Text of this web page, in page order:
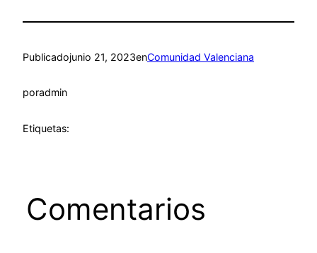
Publicadojunio 21, 2023enComunidad Valenciana
poradmin
Etiquetas:
Comentarios